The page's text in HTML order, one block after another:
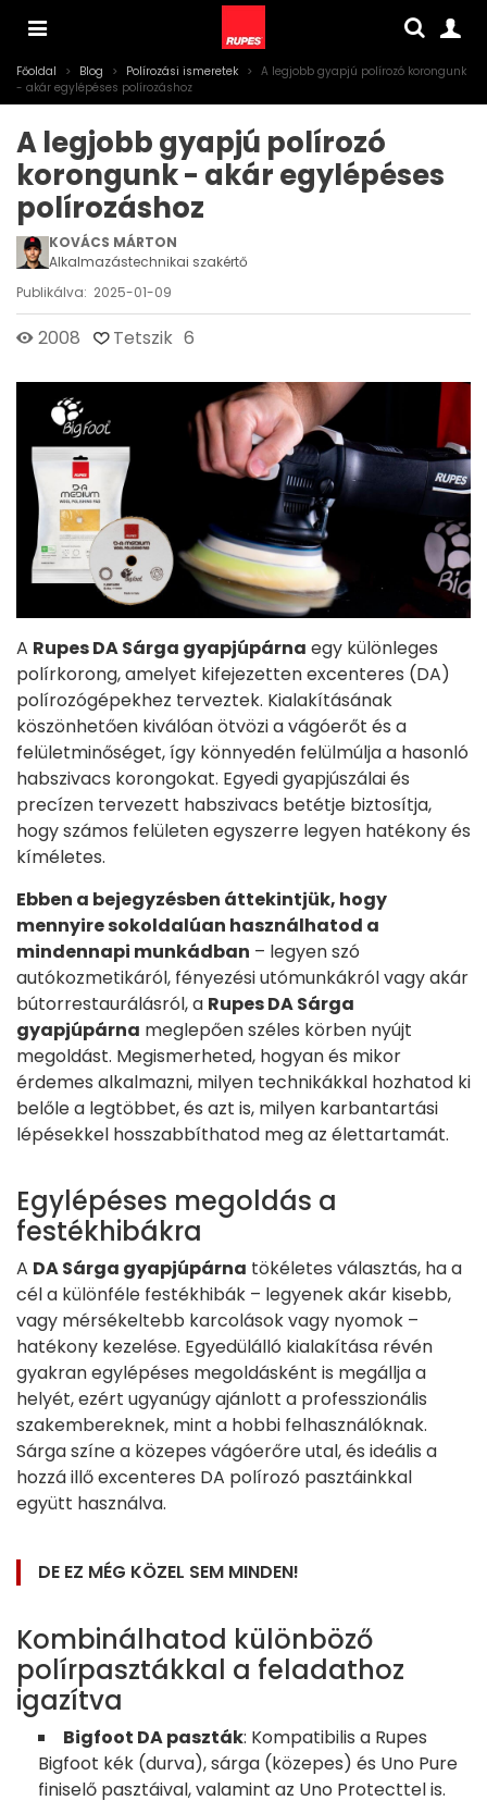
Főoldal > Blog > Polírozási ismeretek > A legjobb gyapjú polírozó korongunk
- akár egylépéses polírozáshoz
A legjobb gyapjú polírozó
korongunk - akár egylépéses
polírozáshoz
KOVÁCS MÁRTON
Alkalmazástechnikai szakértő
Publikálva: 2025-01-09
2008 Tetszik 6
A Rupes DA Sárga gyapjúpárna egy különleges
polírkorong, amelyet kifejezetten excenteres (DA)
polírozógépekhez terveztek. Kialakításának
köszönhetően kiválóan ötvözi a vágóerőt és a
felületminőséget, így könnyedén felülmúlja a hasonló
habszivacs korongokat. Egyedi gyapjúszálai és
precízen tervezett habszivacs betétje biztosítja,
hogy számos felületen egyszerre legyen hatékony és
kíméletes.
Ebben a bejegyzésben áttekintjük, hogy
mennyire sokoldalúan használhatod a
mindennapi munkádban – legyen szó
autókozmetikáról, fényezési utómunkákról vagy akár
bútorrestaurálásról, a Rupes DA Sárga
gyapjúpárna meglepően széles körben nyújt
megoldást. Megismerheted, hogyan és mikor
érdemes alkalmazni, milyen technikákkal hozhatod ki
belőle a legtöbbet, és azt is, milyen karbantartási
lépésekkel hosszabbíthatod meg az élettartamát.
Egylépéses megoldás a
festékhibákra
A DA Sárga gyapjúpárna tökéletes választás, ha a
cél a különféle festékhibák – legyenek akár kisebb,
vagy mérsékeltebb karcolások vagy nyomok –
hatékony kezelése. Egyedülálló kialakítása révén
gyakran egylépéses megoldásként is megállja a
helyét, ezért ugyanúgy ajánlott a professzionális
szakembereknek, mint a hobbi felhasználóknak.
Sárga színe a közepes vágóerőre utal, és ideális a
hozzá illő excenteres DA polírozó pasztáinkkal
együtt használva.
DE EZ MÉG KÖZEL SEM MINDEN!
Kombinálhatod különböző
polírpasztákkal a feladathoz
igazítva
Bigfoot DA paszták: Kompatibilis a Rupes
Bigfoot kék (durva), sárga (közepes) és Uno Pure
finiselő pasztáival, valamint az Uno Protecttel is.